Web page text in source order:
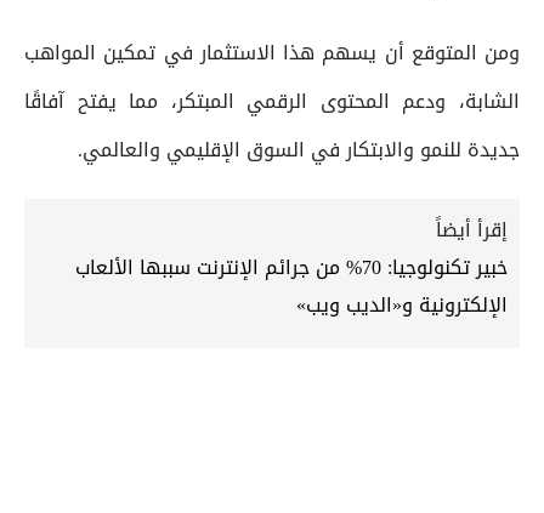
ومن المتوقع أن يسهم هذا الاستثمار في تمكين المواهب
الشابة، ودعم المحتوى الرقمي المبتكر، مما يفتح آفاقًا
جديدة للنمو والابتكار في السوق الإقليمي والعالمي.
إقرأ أيضاً
خبير تكنولوجيا: 70% من جرائم الإنترنت سببها الألعاب
الإلكترونية و«الديب ويب»